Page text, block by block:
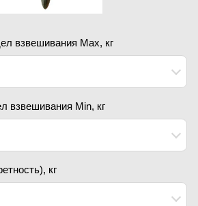
взвешивания Мах, кг
взвешивания Min, кг
кг